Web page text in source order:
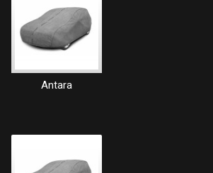
Antara